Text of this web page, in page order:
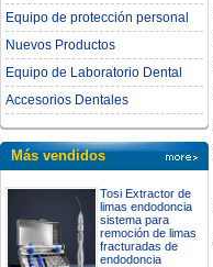
Equipo de protección personal
Nuevos Productos
Equipo de Laboratorio Dental
Accesorios Dentales
Más vendidos
Tosi Extractor de
limas endodoncia
sistema para
remoción de limas
fracturadas de
endodoncia